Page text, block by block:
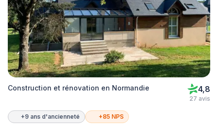
Construction et rénovation en Normandie 4,8
27 avis
+9 ans d'ancienneté +85 NPS